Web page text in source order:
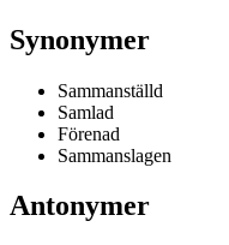
Synonymer
Sammanställd
Samlad
Förenad
Sammanslagen
Antonymer